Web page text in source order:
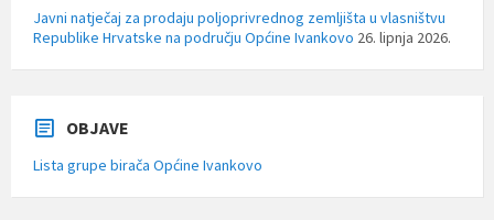
Javni natječaj za prodaju poljoprivrednog zemljišta u vlasništvu
Republike Hrvatske na području Općine Ivankovo 26. lipnja 2026.
OBJAVE
Lista grupe birača Općine Ivankovo